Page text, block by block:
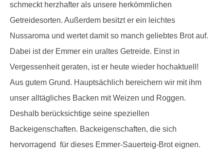
schmeckt herzhafter als unsere herkömmlichen
Getreidesorten. Außerdem besitzt er ein leichtes
Nussaroma und wertet damit so manch geliebtes Brot auf.
Dabei ist der Emmer ein uraltes Getreide. Einst in
Vergessenheit geraten, ist er heute wieder hochaktuell!
Aus gutem Grund. Hauptsächlich bereichern wir mit ihm
unser alltägliches Backen mit Weizen und Roggen.
Deshalb berücksichtige seine speziellen
Backeigenschaften. Backeigenschaften, die sich
hervorragend für dieses Emmer-Sauerteig-Brot eignen.